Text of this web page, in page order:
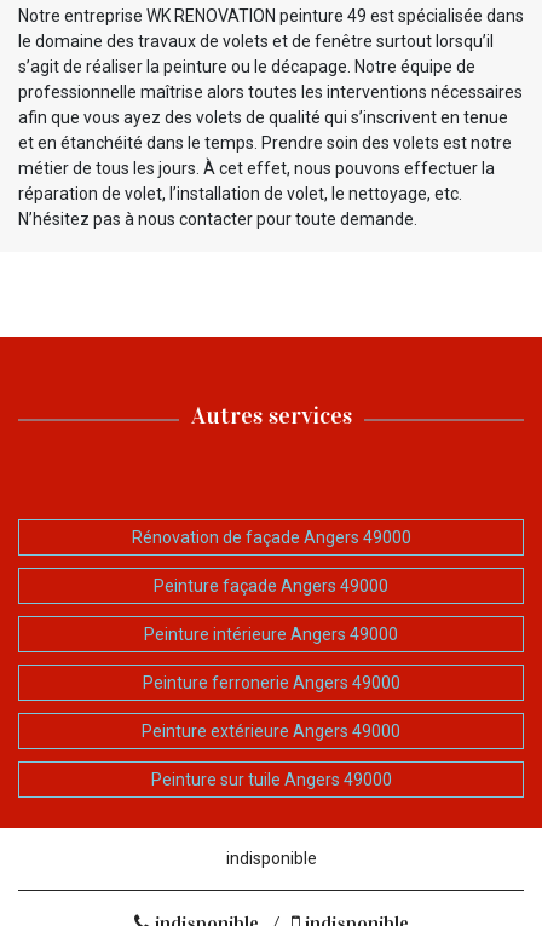
Notre entreprise WK RENOVATION peinture 49 est spécialisée dans
le domaine des travaux de volets et de fenêtre surtout lorsqu’il
s’agit de réaliser la peinture ou le décapage. Notre équipe de
professionnelle maîtrise alors toutes les interventions nécessaires
afin que vous ayez des volets de qualité qui s’inscrivent en tenue
et en étanchéité dans le temps. Prendre soin des volets est notre
métier de tous les jours. À cet effet, nous pouvons effectuer la
réparation de volet, l’installation de volet, le nettoyage, etc.
N’hésitez pas à nous contacter pour toute demande.
Autres services
Rénovation de façade Angers 49000
Peinture façade Angers 49000
Peinture intérieure Angers 49000
Peinture ferronerie Angers 49000
Peinture extérieure Angers 49000
Peinture sur tuile Angers 49000
indisponible